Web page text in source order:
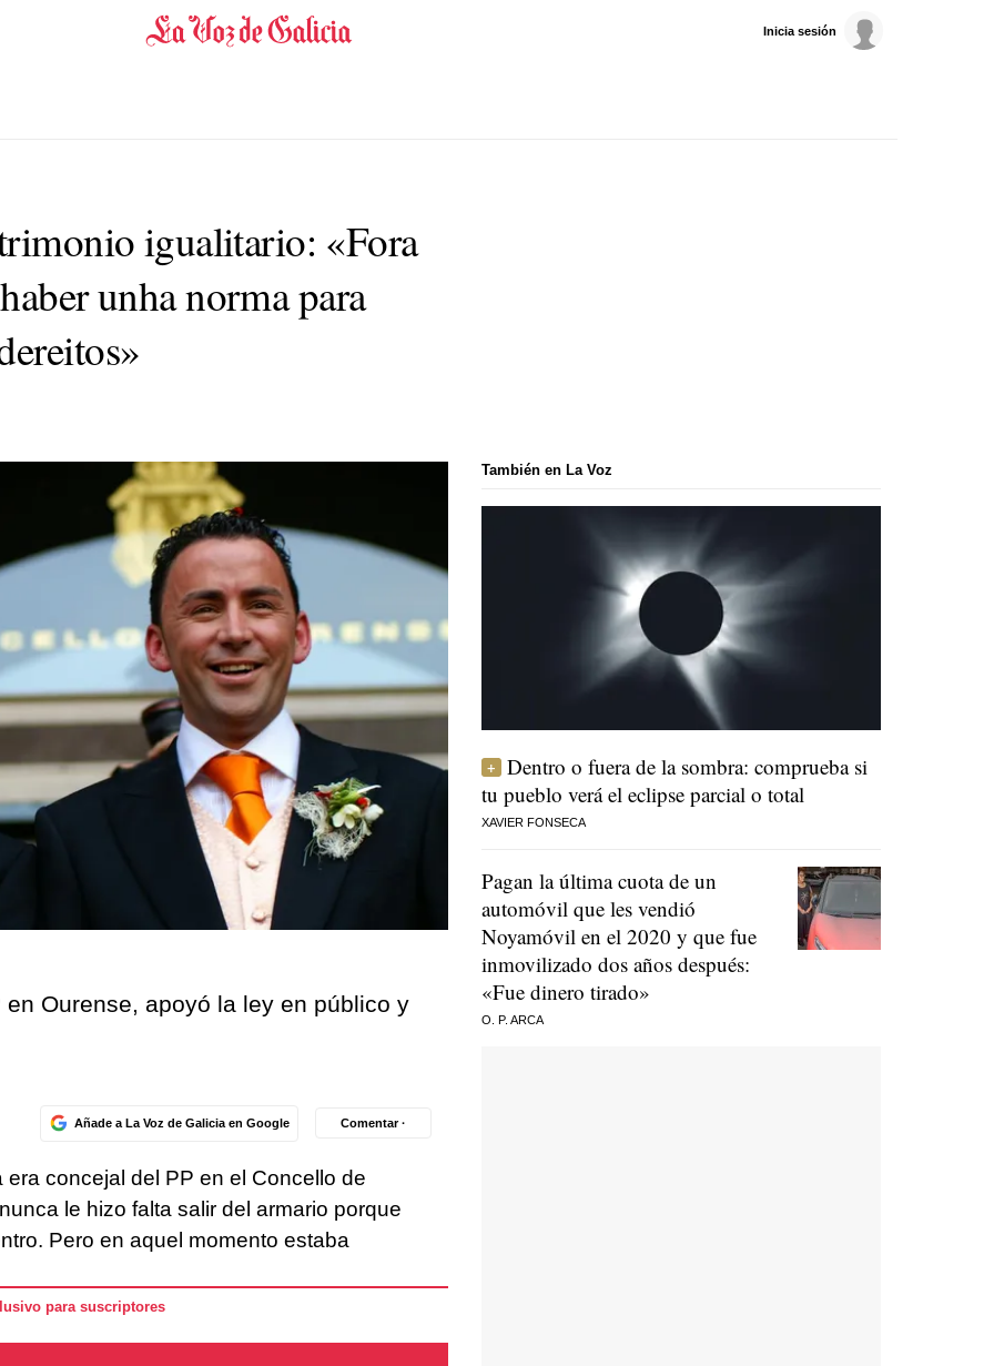
Inicia sesión
igualitario: «Fora
unha norma para
Ourense, apoyó la ley en público y
Añade a La Voz de Galicia en Google Comentar ·
concejal del PP en el Concello de
le hizo falta salir del armario porque
Pero en aquel momento estaba
para suscriptores
También en La Voz
Dentro o fuera de la sombra: comprueba si
tu pueblo verá el eclipse parcial o total
XAVIER FONSECA
Pagan la última cuota de un
automóvil que les vendió
Noyamóvil en el 2020 y que fue
inmovilizado dos años después:
«Fue dinero tirado»
O. P. ARCA